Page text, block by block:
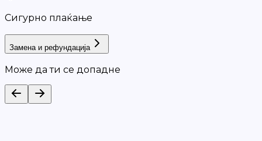
Сигурно плаќање
Замена и рефундација
Може да ти се допадне